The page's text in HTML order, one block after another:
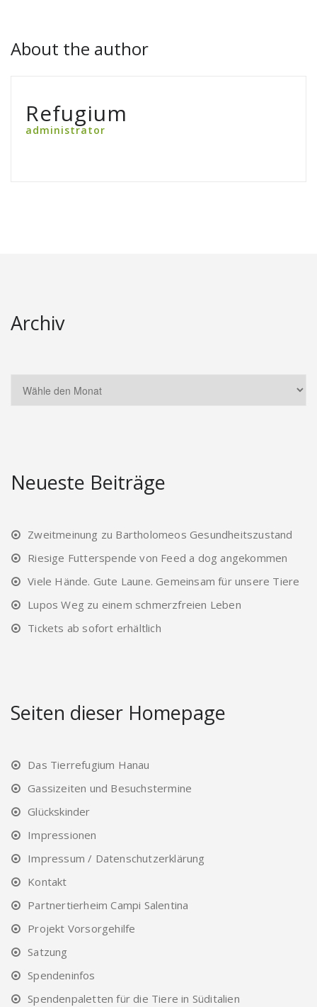
About the author
Refugium
administrator
Archiv
Neueste Beiträge
Zweitmeinung zu Bartholomeos Gesundheitszustand
Riesige Futterspende von Feed a dog angekommen
Viele Hände. Gute Laune. Gemeinsam für unsere Tiere
Lupos Weg zu einem schmerzfreien Leben
Tickets ab sofort erhältlich
Seiten dieser Homepage
Das Tierrefugium Hanau
Gassizeiten und Besuchstermine
Glückskinder
Impressionen
Impressum / Datenschutzerklärung
Kontakt
Partnertierheim Campi Salentina
Projekt Vorsorgehilfe
Satzung
Spendeninfos
Spendenpaletten für die Tiere in Süditalien